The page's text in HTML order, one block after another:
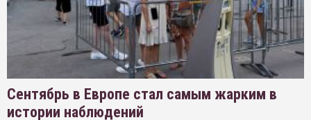
Сентябрь в Европе стал самым жарким в
истории наблюдений